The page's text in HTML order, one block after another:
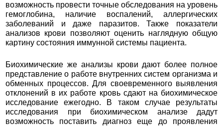
возможность провести точные обследования на уровень
гемоглобина, наличие воспалений, аллергических
заболеваний и даже паразитов. Также показатели
анализов крови позволяют оценить наглядную общую
картину состояния иммунной системы пациента.
Биохимические же анализы крови дают более полное
представление о работе внутренних систем организма и
обменных процессов. Для своевременного выявления
отклонений в их работе кровь сдают на биохимическое
исследование ежегодно. В таком случае результаты
исследования при биохимическом анализе дадут
возможность поставить диагноз еще до проявления